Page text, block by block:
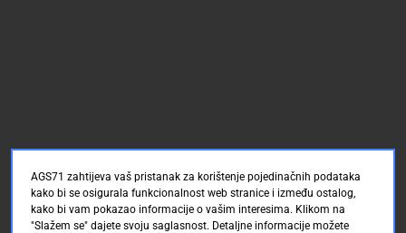
AGS71 zahtijeva vaš pristanak za korištenje pojedinačnih podataka
kako bi se osigurala funkcionalnost web stranice i između ostalog,
kako bi vam pokazao informacije o vašim interesima. Klikom na
"Slažem se" dajete svoju saglasnost. Detaljne informacije možete